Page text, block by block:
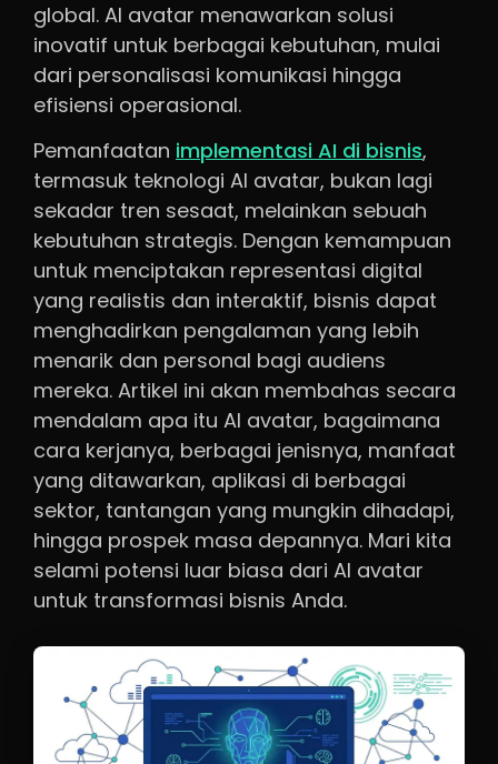
global. AI avatar menawarkan solusi
inovatif untuk berbagai kebutuhan, mulai
dari personalisasi komunikasi hingga
efisiensi operasional.
Pemanfaatan implementasi AI di bisnis,
termasuk teknologi AI avatar, bukan lagi
sekadar tren sesaat, melainkan sebuah
kebutuhan strategis. Dengan kemampuan
untuk menciptakan representasi digital
yang realistis dan interaktif, bisnis dapat
menghadirkan pengalaman yang lebih
menarik dan personal bagi audiens
mereka. Artikel ini akan membahas secara
mendalam apa itu AI avatar, bagaimana
cara kerjanya, berbagai jenisnya, manfaat
yang ditawarkan, aplikasi di berbagai
sektor, tantangan yang mungkin dihadapi,
hingga prospek masa depannya. Mari kita
selami potensi luar biasa dari AI avatar
untuk transformasi bisnis Anda.